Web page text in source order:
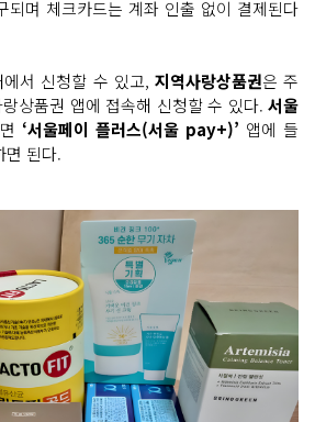
되며 체크카드는 계좌 인출 없이 결제된다
서 신청할 수 있고, 지역사랑상품권은 주
상품권 앱에 접속해 신청할 수 있다. 서울
‘서울페이 플러스(서울 pay+)’ 앱에 들
면 된다.